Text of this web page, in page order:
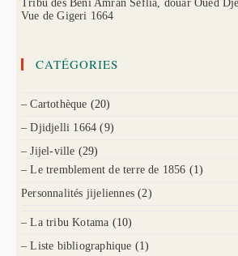
Tribu des Beni Amran Seflia, douar Oued
Vue de Gigeri 1664
CATÉGORIES
– Cartothèque (20)
– Djidjelli 1664 (9)
– Jijel-ville (29)
– Le tremblement de terre de 1856 (1)
Personnalités jijeliennes (2)
– La tribu Kotama (10)
– Liste bibliographique (1)